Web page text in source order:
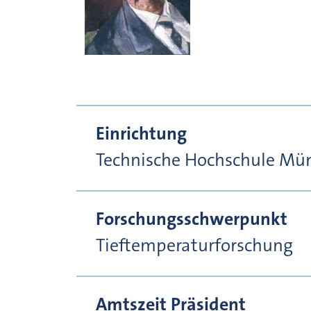
Einrichtung
Technische Hochschule
Forschungsschwerpunkt
Tieftemperaturforschung
Amtszeit Präsident